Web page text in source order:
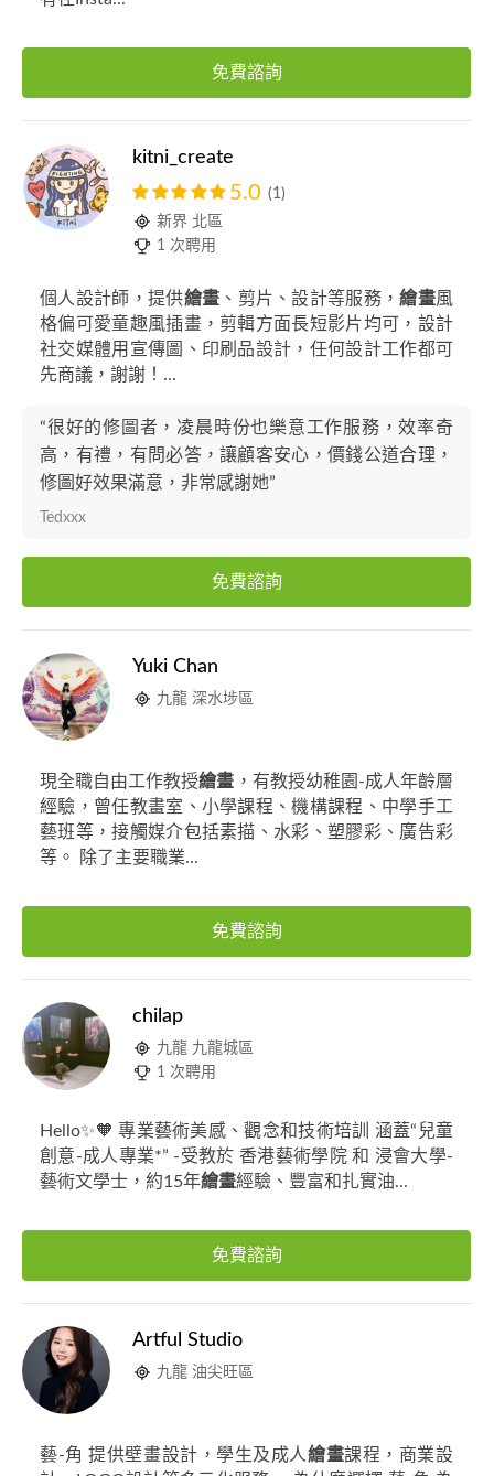
免費諮詢
kitni_create
5.0 (1)
新界 北區
1 次聘用
個人設計師，提供繪畫 、剪片、設計等服務，繪畫風
格偏可愛童趣風插畫，剪輯方面長短影片均可，設計
社交媒體用宣傳圖、印刷品設計，任何設計工作都可
先商議，謝謝！...
“很好的修圖者，凌晨時份也樂意工作服務，效率奇
高，有禮，有問必答，讓顧客安心，價錢公道合理，
修圖好效果滿意，非常感謝她”
Tedxxx
免費諮詢
Yuki Chan
九龍 深水埗區
現全職自由工作教授繪畫 ，有教授幼稚園-成人年齡層
經驗，曾任教畫室、小學課程、機構課程、中學手工
藝班等，接觸媒介包括素描、水彩、塑膠彩、廣告彩
等。 除了主要職業...
免費諮詢
chilap
九龍 九龍城區
1 次聘用
Hello✨🧡 專業藝術美感、觀念和技術培訓 涵蓋“兒童
創意-成人專業*” -受教於 香港藝術學院 和 浸會大學-
藝術文學士，約15年繪畫經驗、豐富和扎實油...
免費諮詢
Artful Studio
九龍 油尖旺區
藝-角 提供壁畫設計，學生及成人繪畫課程，商業設